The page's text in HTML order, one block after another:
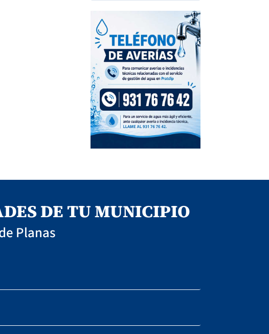
DE TU MUNICIPIO
Planas